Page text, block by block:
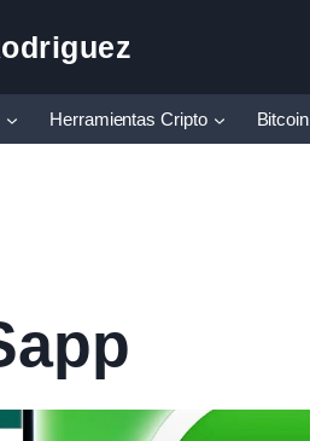
Herramientas Cripto Bitcoin